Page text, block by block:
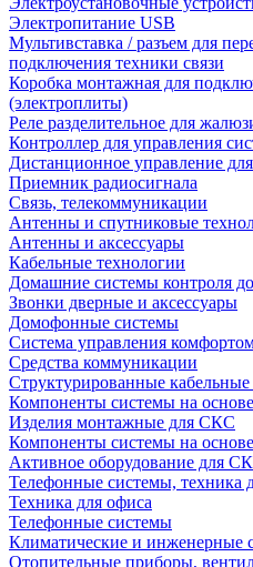
Электропитание USB
Мультивставка / разъем для
подключения техники связи
Коробка монтажная для
(электроплиты)
Реле разделительное для
Контроллер для управления
Дистанционное управление
Приемник радиосигнала
Связь, телекоммуникации
Антенны и спутниковые
Антенны и аксессуары
Кабельные технологии
Домашние системы контроля
Звонки дверные и аксессуары
Домофонные системы
Система управления
Средства коммуникации
Структурированные
Компоненты системы на
Изделия монтажные для СКС
Компоненты системы на
Активное оборудование для
Телефонные системы, техника
Техника для офиса
Телефонные системы
Климатические и инженерные
Отопительные приборы,